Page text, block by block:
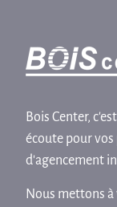
Bois Center,
écoute pour
d'agencement
Nous mettons